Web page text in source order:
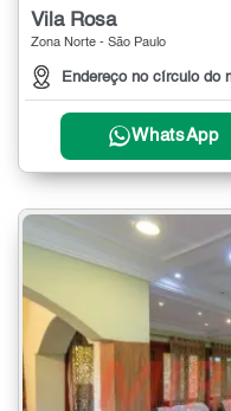
Vila Rosa
Zona Norte - São Paulo
Endereço no círculo do
WhatsApp